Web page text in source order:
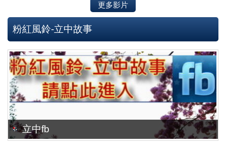
更多影片
粉紅風鈴-立中故事
立中fb